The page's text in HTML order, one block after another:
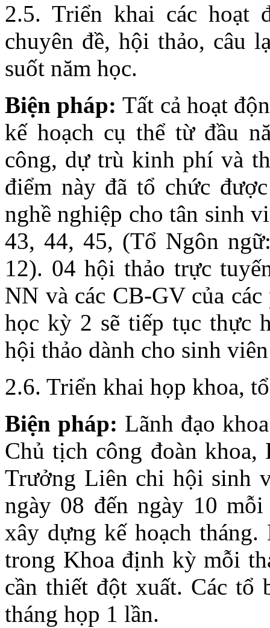
2.5. Triển khai các hoạt
chuyên đề, hội thảo, câu
suốt năm học.
Biện pháp: Tất cả hoạt
kế hoạch cụ thể từ đầu
công, dự trù kinh phí và
điểm này đã tổ chức
nghề nghiệp cho tân sinh
43, 44, 45, (Tổ Ngôn
12). 04 hội thảo trực
NN và các CB-GV của
học kỳ 2 sẽ tiếp tục thực
hội thảo dành cho sinh
2.6. Triển khai họp khoa,
Biện pháp: Lãnh đạo
Chủ tịch công đoàn
Trưởng Liên chi hội sinh
ngày 08 đến ngày 10
xây dựng kế hoạch
trong Khoa định kỳ mỗi
cần thiết đột xuất. Các tổ
tháng họp 1 lần.